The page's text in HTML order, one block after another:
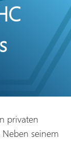
privaten
seinem